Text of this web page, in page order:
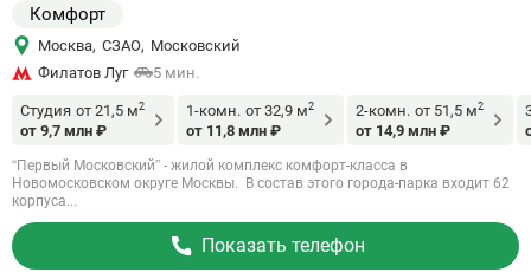
Комфорт
Москва, СЗАО, Московский
Филатов Луг
5 мин.
Студия от 21,5 м2
от 9,7 млн ₽
1-комн. от 32,9 м2
от 11,8 млн ₽
2-комн. от 51,5 м2
от 14,9 млн ₽
“Первый Московский” - жилой комплекс комфорт-класса в
Новомосковском округе Москвы. В состав этого города-парка входит 62
корпуса...
Показать телефон